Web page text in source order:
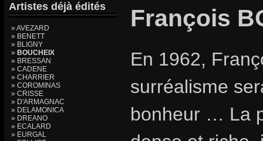
Artistes déjà édités
» AVEZARD
» BENETT
» BLIGNY
» BOUCHEIX
» BRESSAN
» CADENE
» CHARRIER
» COROMINAS
» CRISSE
» D'ARMAGNAC
» DELAMONICA
» DREANO
» ECALARD
» EURGAL
François
En 1962,
surréalisme
bonheur … La